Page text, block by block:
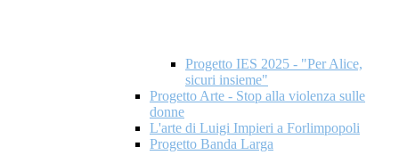
Progetto IES 2025 - "Per Alice,
sicuri insieme"
Progetto Arte - Stop alla violenza sulle
donne
L'arte di Luigi Impieri a Forlimpopoli
Progetto Banda Larga